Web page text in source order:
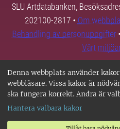
Denna webbplats använder
webbläsare. Vissa kakor är
ska fungera korrekt. Andra är
Hantera valbara kakor
SLU Artdatabanken,
202100-2817 • Om
Behandling av personuppgifter•
Vårt